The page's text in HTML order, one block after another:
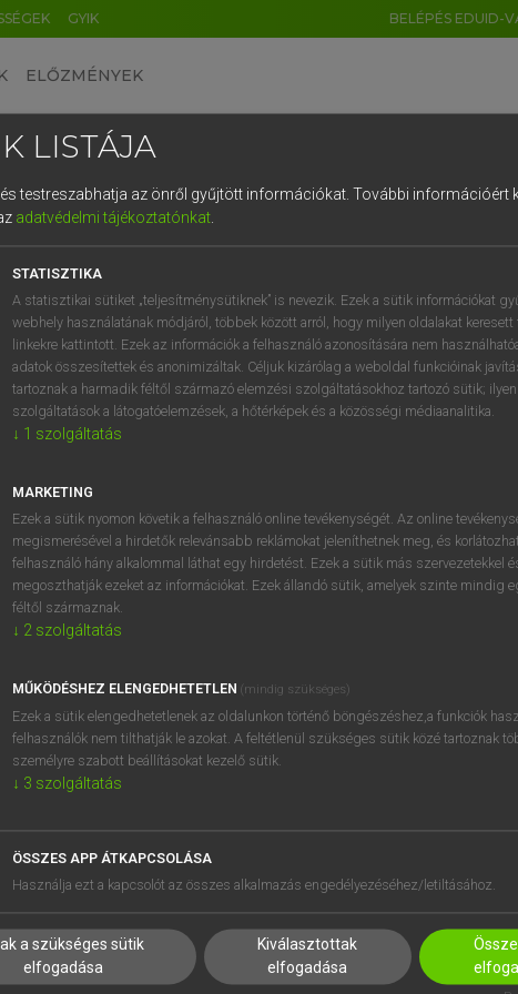
GYIK BELÉPÉS EDUID-
ELŐZMÉNYEK
angol szótár
fn
akrobata
artista
légtornász
erőművész
MEGOLDÁSOK
SÚGÓ
RÓLUNK
SÜTI BEÁLLÍTÁSOK
LISTÁJA
és testreszabhatja az önről gyűjtött információkat. További információért
adatvédelmi tájékoztatónkat.
STATISZTIKA
A statisztikai sütiket „teljesítménysütiknek” is nevezik. Ezek a sütik információkat
webhely használatának módjáról, többek között arról, hogy milyen oldalakat keresett
linkekre kattintott. Ezek az információk a felhasználó azonosítására nem
adatok összesítettek és anonimizáltak. Céljuk kizárólag a weboldal funkcióinak
tartoznak a harmadik féltől származó elemzési szolgáltatásokhoz tartozó sütik;
szolgáltatások a látogatóelemzések, a hőtérképek és a közösségi médiaanalitika.
↓ 1 szolgáltatás
MARKETING
Ezek a sütik nyomon követik a felhasználó online tevékenységét. Az online
megismerésével a hirdetők relevánsabb reklámokat jeleníthetnek meg, és
felhasználó hány alkalommal láthat egy hirdetést. Ezek a sütik más szervezetekkel
megoszthatják ezeket az információkat. Ezek állandó sütik, amelyek szinte mindig
féltől származnak.
↓ 2 szolgáltatás
MŰKÖDÉSHEZ ELENGEDHETETLEN (mindig szükséges)
Ezek a sütik elengedhetetlenek az oldalunkon történő böngészéshez,a funkciók
felhasználók nem tilthatják le azokat. A feltétlenül szükséges sütik közé tartoznak
személyre szabott beállításokat kezelő sütik.
↓ 3 szolgáltatás
ÖSSZES APP ÁTKAPCSOLÁSA
Használja ezt a kapcsolót az összes alkalmazás engedélyezéséhez/letiltásához.
a szükséges sütik
elfogadása
Kiválasztottak
elfogadása
HU DE CN FR ES IT NL
1 2 3 4 5 6 7 8 9
q w e r t z u i
a s d f g h j k l é
í y x c v b n m , .